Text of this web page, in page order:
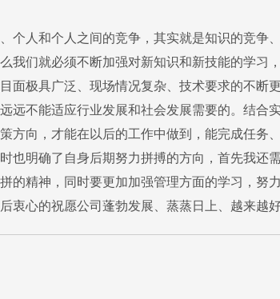
人和个人之间的竞争，其实就是知识的竞争
我们就必须不断加强对新知识和新技能的学习
面极具广泛、现场情况复杂、技术要求的不断
远不能适应行业发展和社会发展需要的。结合
方向，才能在以后的工作中做到，能完成任务
明确了自身后期努力拼搏的方向，首先我还
的精神，同时要更加加强管理方面的学习，努
衷心的祝愿公司蓬勃发展、蒸蒸日上、越来越